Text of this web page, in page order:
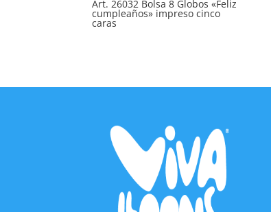
Art. 26032 Bolsa 8 Globos «Feliz
cumpleaños» impreso cinco
caras